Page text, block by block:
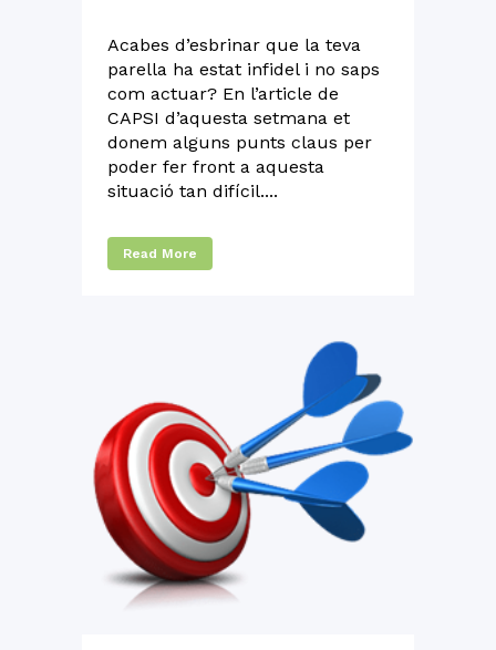
Acabes d’esbrinar que la teva
parella ha estat infidel i no saps
com actuar? En l’article de
CAPSI d’aquesta setmana et
donem alguns punts claus per
poder fer front a aquesta
situació tan difícil....
Read More